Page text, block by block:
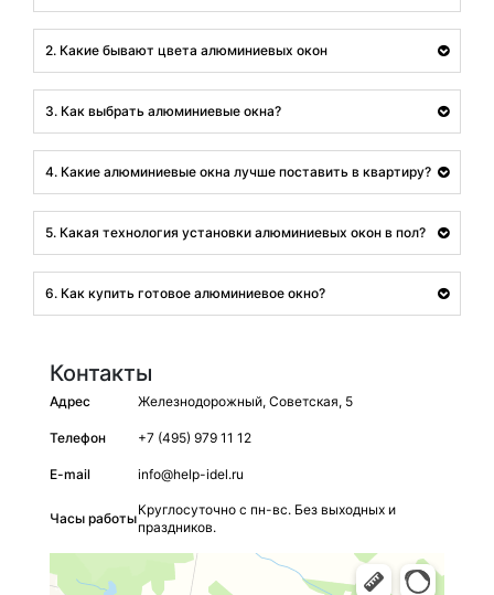
2. Какие бывают цвета алюминиевых окон
3. Как выбрать алюминиевые окна?
4. Какие алюминиевые окна лучше поставить в квартиру?
5. Какая технология установки алюминиевых окон в пол?
6. Как купить готовое алюминиевое окно?
Контакты
Адрес Железнодорожный, Советская, 5
Телефон +7 (495) 979 11 12
E-mail info@help-idel.ru
Часы работы
Круглосуточно с пн-вс. Без выходных и
праздников.